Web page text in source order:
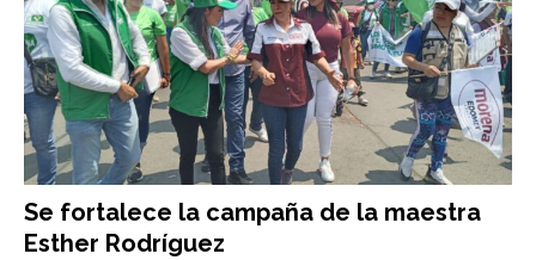
Se fortalece la campaña de la maestra
Esther Rodríguez